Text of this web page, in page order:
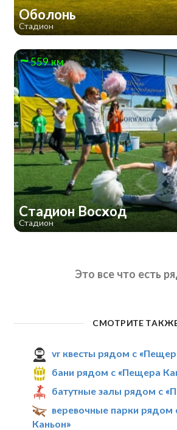
Оболонь
Стадион
559 км
Стадион Восход
Стадион
Это все что есть
СМОТРИТЕ
vr квесты рядом с
бани рядом с «Пещера
батутные залы рядом с
веревочные парки рядом
Каньон»